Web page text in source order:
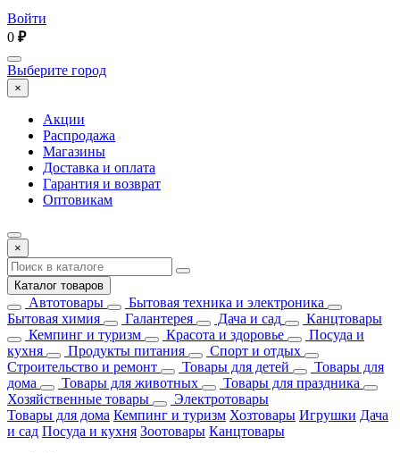
Войти
0 ₽
Выберите город
×
Акции
Распродажа
Магазины
Доставка и оплата
Гарантия и возврат
Оптовикам
×
Каталог товаров
Автотовары
Бытовая техника и электроника
Бытовая химия
Галантерея Дача и сад
Канцтовары
Кемпинг и туризм
Красота и здоровье
Посуда и
кухня
Продукты питания
Спорт и отдых
Строительство и ремонт
Товары для детей
Товары для
дома
Товары для животных
Товары для праздника
Хозяйственные товары
Электротовары
Товары для дома Кемпинг и туризм Хозтовары Игрушки Дача
и сад Посуда и кухня Зоотовары Канцтовары